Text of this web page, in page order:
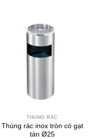
THÙNG RÁC
Thùng rác inox tròn có gạt
tàn Ø25